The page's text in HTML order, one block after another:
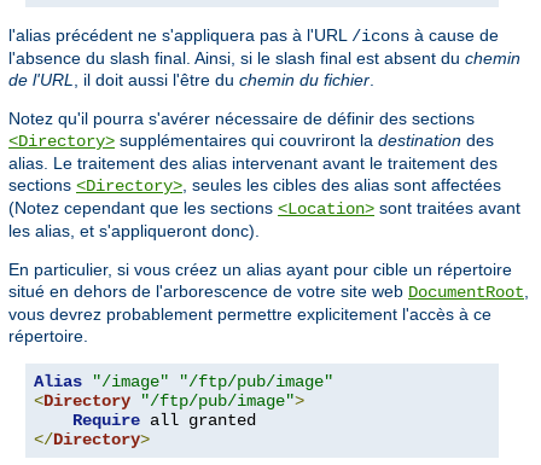
l'alias précédent ne s'appliquera pas à l'URL /icons à cause de
l'absence du slash final. Ainsi, si le slash final est absent du chemin
de l'URL
, il doit aussi l'être du chemin du fichier
Notez qu'il pourra s'avérer nécessaire de définir des sections
<Directory> supplémentaires qui couvriront la destination des
alias. Le traitement des alias intervenant avant le traitement des
sections <Directory> , seules les cibles des alias sont affectées
(Notez cependant que les sections <Location> sont traitées avant
les alias, et s'appliqueront donc).
En particulier, si vous créez un alias ayant pour cible un répertoire
situé en dehors de l'arborescence de votre site web DocumentRoot
vous devrez probablement permettre explicitement l'accès à ce
répertoire.
Alias "/image"
"/ftp/pub/image"
<Directory "/ftp/pub/image">
Require
</Directory>